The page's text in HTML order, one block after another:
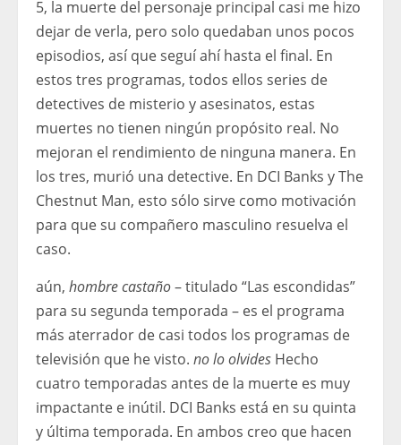
5, la muerte del personaje principal casi me hizo
dejar de verla, pero solo quedaban unos pocos
episodios, así que seguí ahí hasta el final. En
estos tres programas, todos ellos series de
detectives de misterio y asesinatos, estas
muertes no tienen ningún propósito real. No
mejoran el rendimiento de ninguna manera. En
los tres, murió una detective. En DCI Banks y The
Chestnut Man, esto sólo sirve como motivación
para que su compañero masculino resuelva el
caso.
aún, hombre castaño– titulado “Las escondidas”
para su segunda temporada – es el programa
más aterrador de casi todos los programas de
televisión que he visto. no lo olvides Hecho
cuatro temporadas antes de la muerte es muy
impactante e inútil. DCI Banks está en su quinta
y última temporada. En ambos creo que hacen